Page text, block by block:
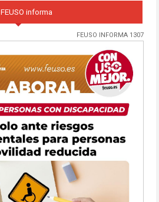
FEUSO informa
FEUSO INFORMA 1307